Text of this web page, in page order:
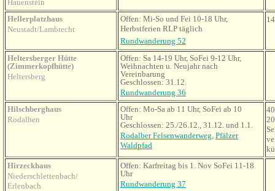
Hauenstein
Hellerplatzhaus
Neustadt/Lambrecht
Offen: Mi-So und Fei 10-18 Uhr,
Herbstferien RLP täglich
Rundwanderung 52
Heltersberger Hütte
(Zimmerkopfhütte)
Heltersberg
Offen: Sa 14-19 Uhr, SoFei 9-12 Uhr,
Weihnachten u. Neujahr nach
Vereinbarung
Geschlossen: 31.12.
Rundwanderung 36
Hilschberghaus
Rodalben
Offen: Mo-Sa ab 11 Uhr, SoFei ab 10
Uhr
Geschlossen: 25./26.12., 31.12. und 1.1.
Rodalber Felsenwanderweg, Pfälzer
Waldpfad
Hirzeckhaus
Niederschlettenbach/
Erlenbach
Offen: Karfreitag bis 1. Nov SoFei 11-18
Uhr
Rundwanderung 37